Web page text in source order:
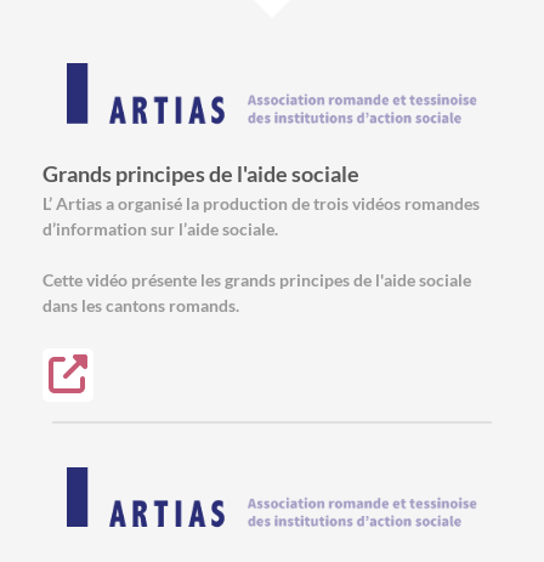
Grands principes de l'aide sociale
L’ Artias a organisé la production de trois vidéos romandes
d’information sur l’aide sociale.
Cette vidéo présente les grands principes de l'aide sociale
dans les cantons romands.